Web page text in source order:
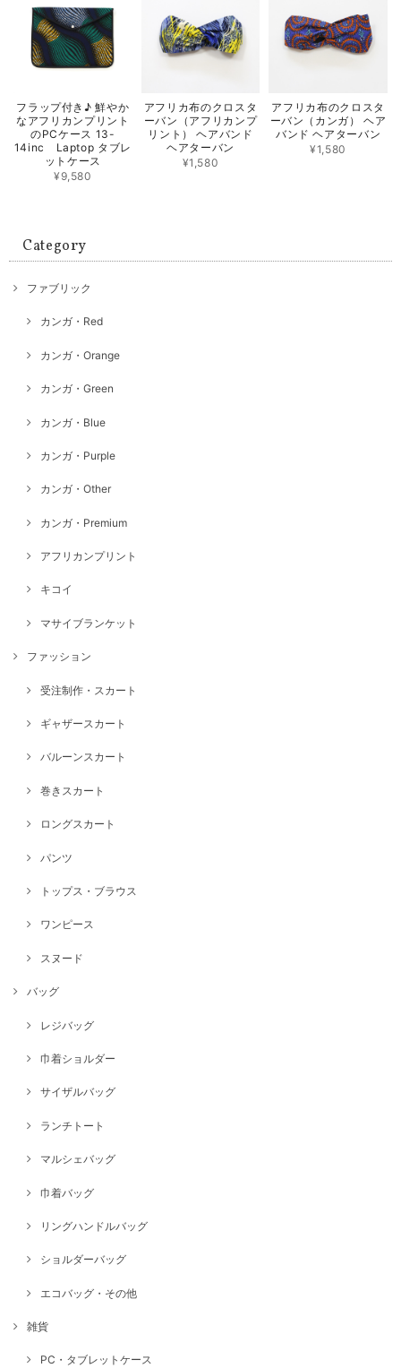
フラップ付き♪ 鮮やか
なアフリカンプリント
のPCケース 13-
14inc Laptop タブレ
ットケース
¥9,580
アフリカ布のクロスタ
ーバン（アフリカンプ
リント） ヘアバンド
ヘアターバン
¥1,580
アフリカ布のクロスタ
ーバン（カンガ） ヘア
バンド ヘアターバン
¥1,580
Category
ファブリック
カンガ・Red
カンガ・Orange
カンガ・Green
カンガ・Blue
カンガ・Purple
カンガ・Other
カンガ・Premium
アフリカンプリント
キコイ
マサイブランケット
ファッション
受注制作・スカート
ギャザースカート
バルーンスカート
巻きスカート
ロングスカート
パンツ
トップス・ブラウス
ワンピース
スヌード
バッグ
レジバッグ
巾着ショルダー
サイザルバッグ
ランチトート
マルシェバッグ
巾着バッグ
リングハンドルバッグ
ショルダーバッグ
エコバッグ・その他
雑貨
PC・タブレットケース